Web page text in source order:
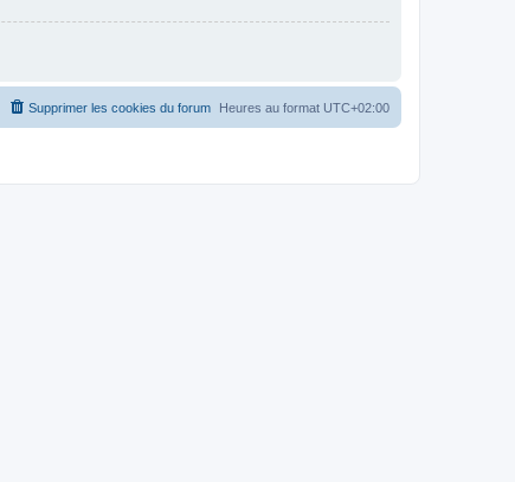
Heures au format UTC+02:00
Supprimer les cookies du forum